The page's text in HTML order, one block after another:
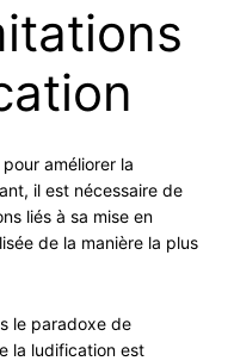
améliorer la
il est nécessaire de
liés à sa mise en
de la manière la plus
le paradoxe de
la ludification est